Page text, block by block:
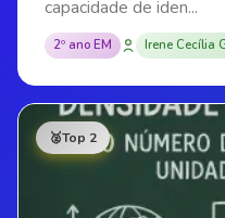
capacidade de iden...
2º ano EM Irene Cecília
🥈Top 2